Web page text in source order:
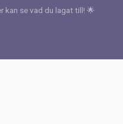
kan se vad du lagat till! 🌟